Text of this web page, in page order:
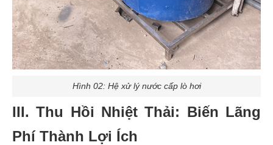
Hình 02: Hệ xử lý nước cấp lò hơi
III. Thu Hồi Nhiệt Thải: Biến Lãng
Phí Thành Lợi Ích